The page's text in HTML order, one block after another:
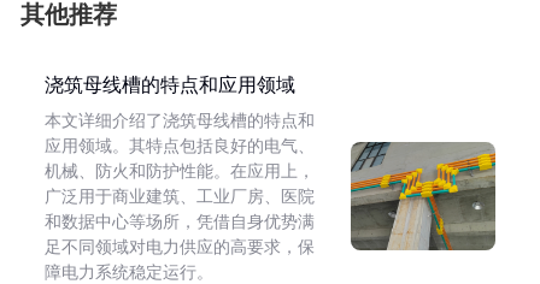
其他推荐
浇筑母线槽的特点和应用领域
本文详细介绍了浇筑母线槽的特点和
应用领域。其特点包括良好的电气、
机械、防火和防护性能。在应用上，
广泛用于商业建筑、工业厂房、医院
和数据中心等场所，凭借自身优势满
足不同领域对电力供应的高要求，保
障电力系统稳定运行。